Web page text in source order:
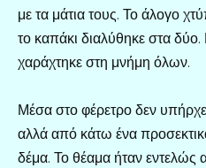
με τα μάτια τους. Το άλογο
το καπάκι διαλύθηκε στα
χαράχτηκε στη μνήμη όλων.
Μέσα στο φέρετρο δεν
αλλά από κάτω ένα
δέμα. Το θέαμα ήταν εντελώς